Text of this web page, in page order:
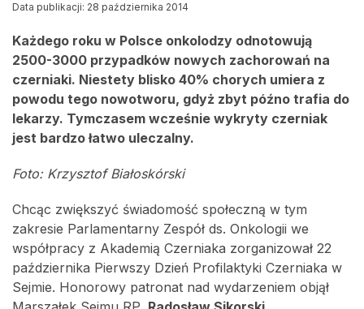
Data publikacji: 28 października 2014
Każdego roku w Polsce onkolodzy odnotowują
2500-3000 przypadków nowych zachorowań na
czerniaki. Niestety blisko 40% chorych umiera z
powodu tego nowotworu, gdyż zbyt późno trafia do
lekarzy. Tymczasem wcześnie wykryty czerniak
jest bardzo łatwo uleczalny.
Foto: Krzysztof Białoskórski
Chcąc zwiększyć świadomość społeczną w tym
zakresie Parlamentarny Zespół ds. Onkologii we
współpracy z Akademią Czerniaka zorganizował 22
października Pierwszy Dzień Profilaktyki Czerniaka w
Sejmie. Honorowy patronat nad wydarzeniem objął